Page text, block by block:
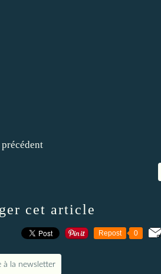
cet article
Repost 0
à la newsletter